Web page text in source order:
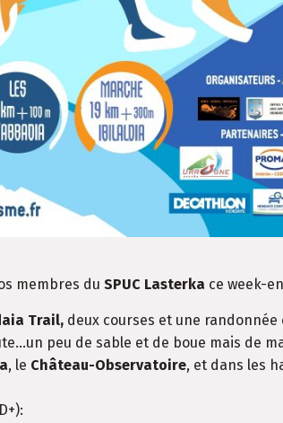
membres du SPUC Lasterka ce week-
Trail,deux courses et une
peu de sable et de boue mais de
, le Château-Observatoire, et dans les